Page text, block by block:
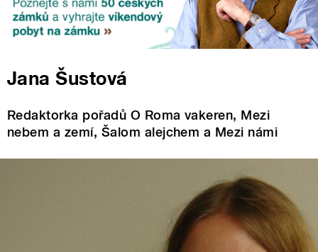
Jana Šustová
Redaktorka pořadů O Roma vakeren, Mezi
nebem a zemí, Šalom alejchem a Mezi námi